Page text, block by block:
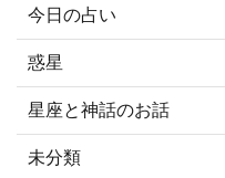
今日の占い
惑星
星座と神話のお話
未分類